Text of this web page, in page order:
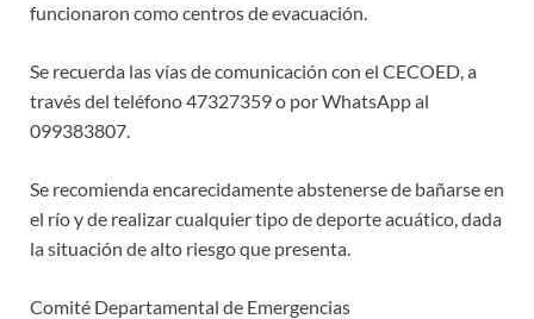
funcionaron como centros de evacuación.
Se recuerda las vías de comunicación con el CECOED, a
través del teléfono 47327359 o por WhatsApp al
099383807.
Se recomienda encarecidamente abstenerse de bañarse en
el río y de realizar cualquier tipo de deporte acuático, dada
la situación de alto riesgo que presenta.
Comité Departamental de Emergencias